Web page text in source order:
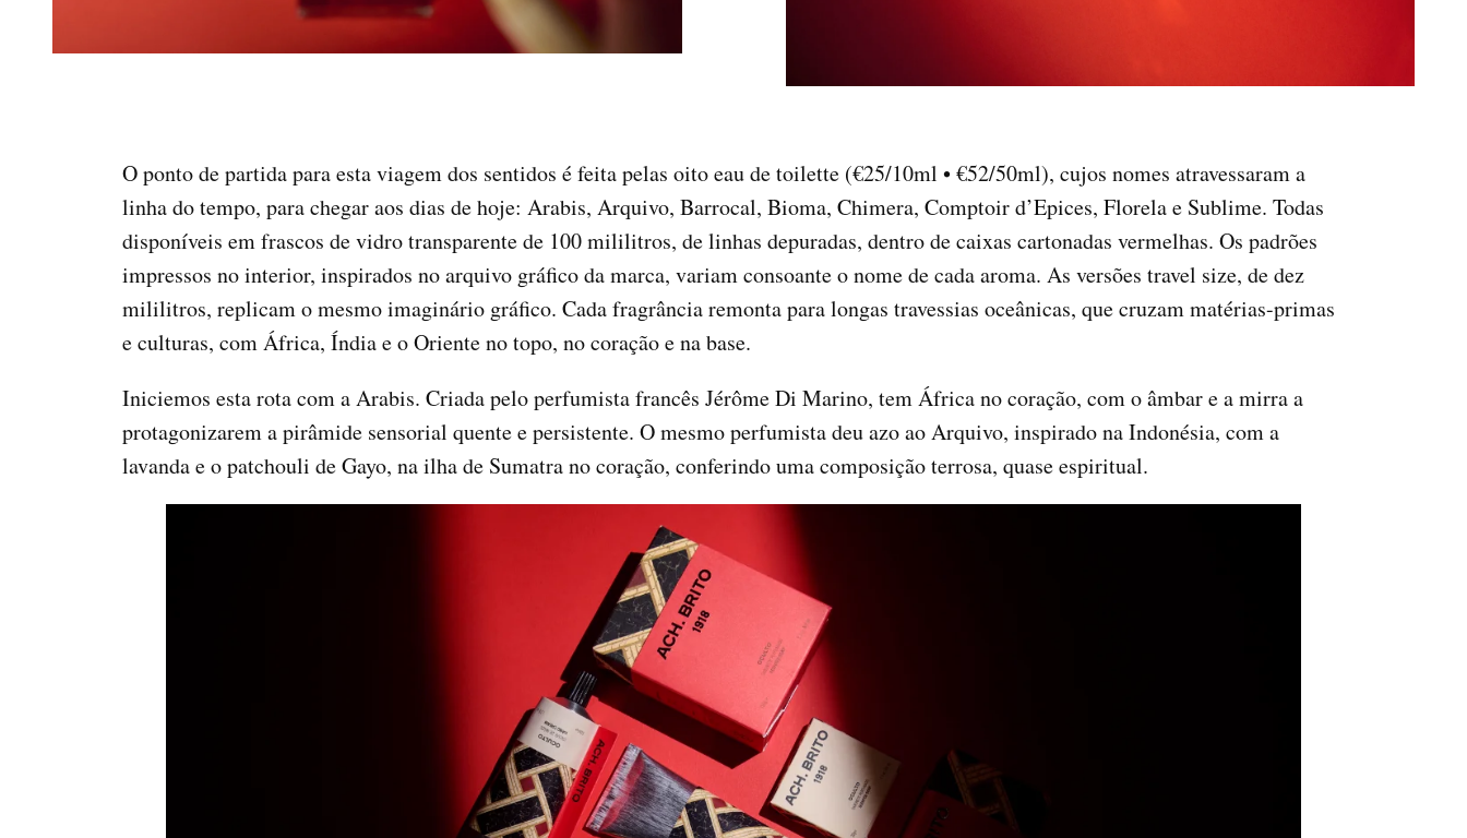
O ponto de partida para esta viagem dos sentidos é feita pelas oito eau de toilette (€25/10ml • €52/50ml), cujos nomes atravessaram a
linha do tempo, para chegar aos dias de hoje: Arabis, Arquivo, Barrocal, Bioma, Chimera, Comptoir d’Epices, Florela e Sublime. Todas
disponíveis em frascos de vidro transparente de 100 mililitros, de linhas depuradas, dentro de caixas cartonadas vermelhas. Os padrões
impressos no interior, inspirados no arquivo gráfico da marca, variam consoante o nome de cada aroma. As versões travel size, de dez
mililitros, replicam o mesmo imaginário gráfico. Cada fragrância remonta para longas travessias oceânicas, que cruzam matérias-primas
e culturas, com África, Índia e o Oriente no topo, no coração e na base.
Iniciemos esta rota com a Arabis. Criada pelo perfumista francês Jérôme Di Marino, tem África no coração, com o âmbar e a mirra a
protagonizarem a pirâmide sensorial quente e persistente. O mesmo perfumista deu azo ao Arquivo, inspirado na Indonésia, com a
lavanda e o patchouli de Gayo, na ilha de Sumatra no coração, conferindo uma composição terrosa, quase espiritual.